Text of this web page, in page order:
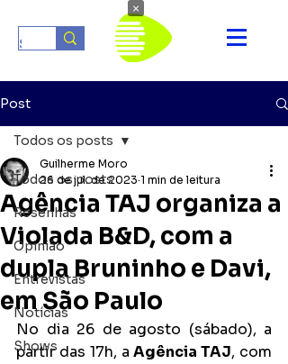
Post
Todos os posts
Resenhas
Opinião
Entrevistas
Notícias
Shows
Todos os posts
Agência TAJ organiza a
Violada B&D, com a
dupla Bruninho e Davi,
em São Paulo
Guilherme Moro
26 de jul. de 2023 1 min de leitura
No dia 26 de agosto (sábado), a
partir das 17h, a Agência TAJ, com
×